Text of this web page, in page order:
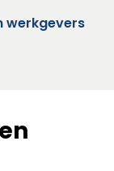
werkgevers